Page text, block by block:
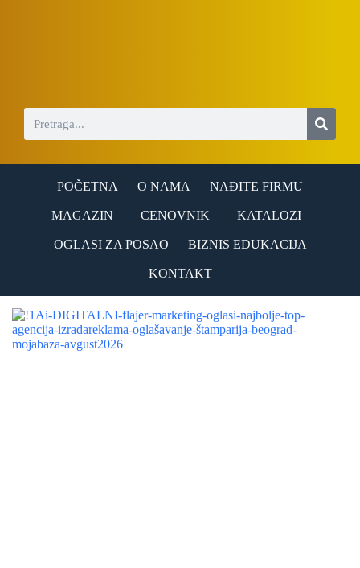
POČETNA O NAMA NAĐITE FIRMU
MAGAZIN CENOVNIK KATALOZI
OGLASI ZA POSAO BIZNIS EDUKACIJA
KONTAKT